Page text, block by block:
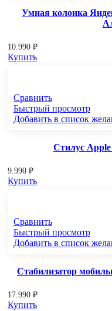
Умная колонка
10.990 ₽
Купить
Сравнить
Быстрый просмотр
Добавить в список
Стилус Apple
9.990 ₽
Купить
Сравнить
Быстрый просмотр
Добавить в список
Стабилизатор
17.990 ₽
Купить